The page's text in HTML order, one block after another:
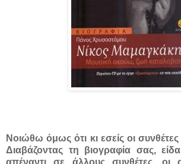
Νοιώθω όμως ότι κι εσείς οι
Διαβάζοντας τη βιογραφία σας,